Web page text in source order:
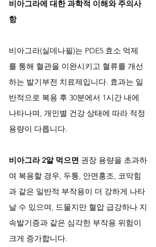
비아그라에 대한 과학적 이해와 주의사
항
비아그라(실데나필)는 PDE5 효소 억제
를 통해 혈관을 이완시키고 혈류를 개선
하는 발기부전 치료제입니다. 효과는 일
반적으로 복용 후 30분에서 1시간 내에
나타나며, 개인별 건강 상태에 따라 적정
용량이 다릅니다.
비아그라 2알 먹으면 권장 용량을 초과하
여 복용할 경우, 두통, 안면홍조, 코막힘
과 같은 일반적 부작용이 더 강하게 나타
날 수 있으며, 드물지만 혈압 급강하나 지
속발기증과 같은 심각한 부작용 위험이
크게 증가합니다.